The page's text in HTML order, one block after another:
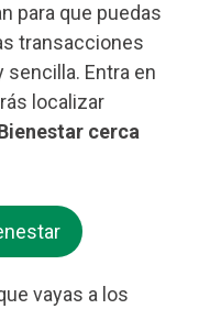
para que puedas
transacciones
sencilla. Entra en
localizar
cerca
vayas a los